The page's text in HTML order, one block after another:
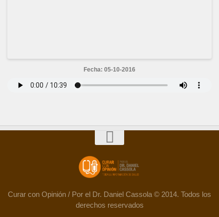
Fecha: 05-10-2016
Curar con Opinión / Por el Dr. Daniel Cassola © 2014. Todos los
derechos reservados